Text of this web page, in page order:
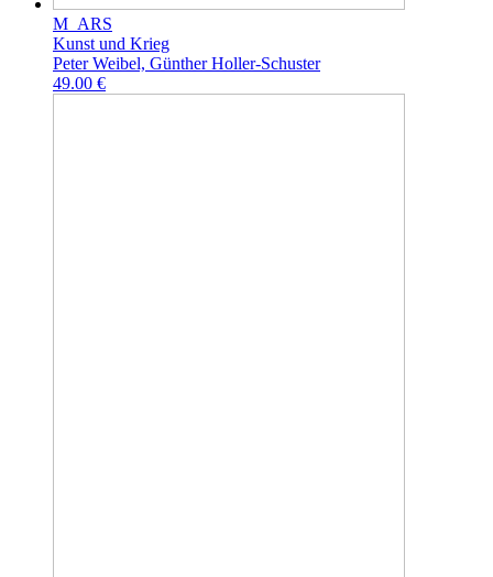
M_ARS
Kunst und Krieg
Peter Weibel, Günther Holler-Schuster
49.00 €